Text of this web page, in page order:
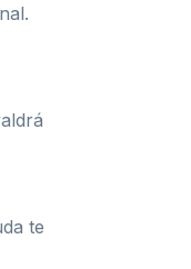
te